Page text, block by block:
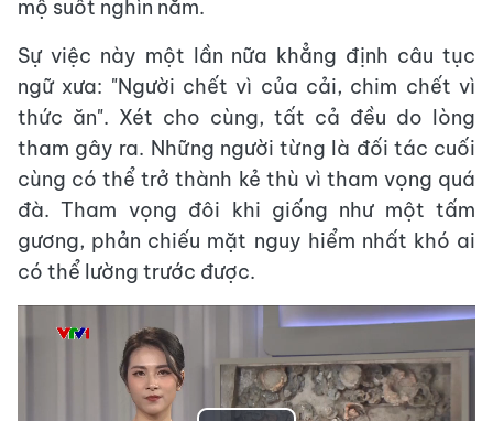
mộ suốt nghìn năm.
Sự việc này một lần nữa khẳng định câu tục
ngữ xưa: "Người chết vì của cải, chim chết vì
thức ăn". Xét cho cùng, tất cả đều do lòng
tham gây ra. Những người từng là đối tác cuối
cùng có thể trở thành kẻ thù vì tham vọng quá
đà. Tham vọng đôi khi giống như một tấm
gương, phản chiếu mặt nguy hiểm nhất khó ai
có thể lường trước được.